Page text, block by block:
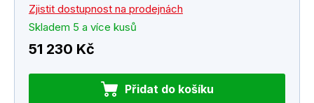
Zjistit dostupnost na prodejnách
Skladem 5 a více kusů
51 230 Kč
Přidat do košíku